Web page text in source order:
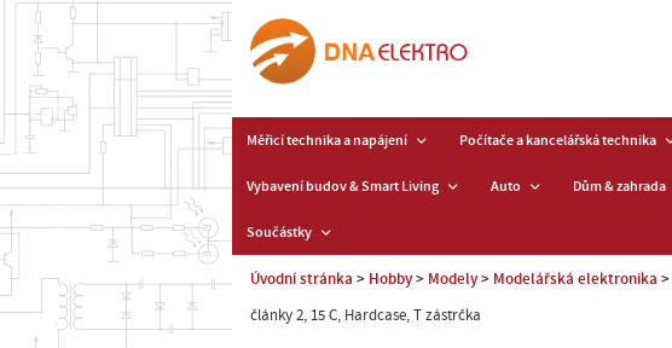
Měřicí technika a napájení Počítače a kancelářská technika
Vybavení budov & Smart Living Auto Dům & zahrada
Součástky
Úvodní stránka Hobby Modely Modelářská elektronika
články 2, 15 C, Hardcase, T zástrčka